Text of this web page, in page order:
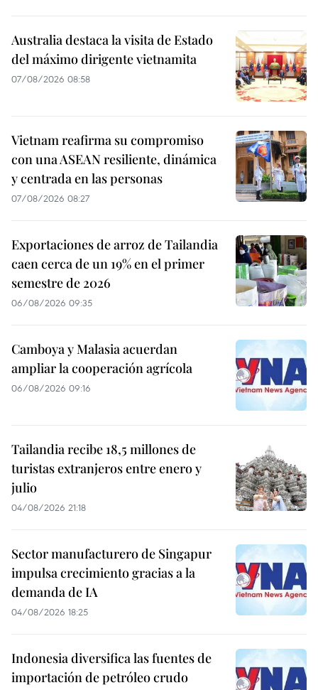
Australia destaca la visita de Estado
del máximo dirigente vietnamita
07/08/2026 08:58
Vietnam reafirma su compromiso
con una ASEAN resiliente, dinámica
y centrada en las personas
07/08/2026 08:27
Exportaciones de arroz de Tailandia
caen cerca de un 19% en el primer
semestre de 2026
06/08/2026 09:35
Camboya y Malasia acuerdan
ampliar la cooperación agrícola
06/08/2026 09:16
Tailandia recibe 18,5 millones de
turistas extranjeros entre enero y
julio
04/08/2026 21:18
Sector manufacturero de Singapur
impulsa crecimiento gracias a la
demanda de IA
04/08/2026 18:25
Indonesia diversifica las fuentes de
importación de petróleo crudo